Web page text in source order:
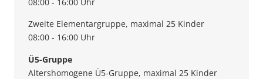
Zweite Elementargruppe, maximal 25 Kinder
08:00 - 16:00 Uhr
Ü5-Gruppe
Altershomogene Ü5-Gruppe, maximal 25 Kinder